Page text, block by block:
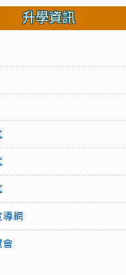
升學資訊
網
會